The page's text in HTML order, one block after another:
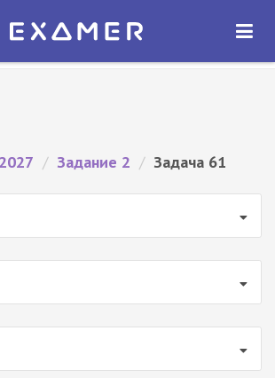
— ЕГЭ 2027
ОТКРЫТЬ
/ Задание 2 / Задача 61